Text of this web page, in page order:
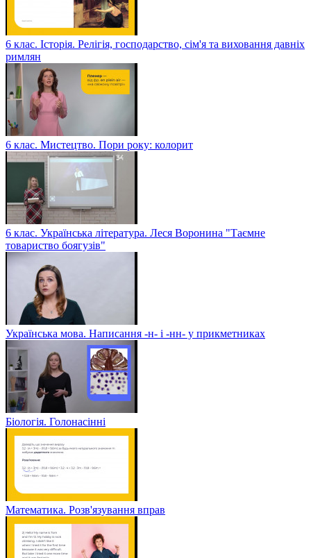
6 клас. Історія. Релігія, господарство, сім'я та виховання давніх
римлян
6 клас. Мистецтво. Пори року: колорит
6 клас. Українська література. Леся Воронина "Таємне
товариство боягузів"
Українська мова. Написання -н- і -нн- у прикметниках
Біологія. Голонасінні
Математика. Розв'язування вправ